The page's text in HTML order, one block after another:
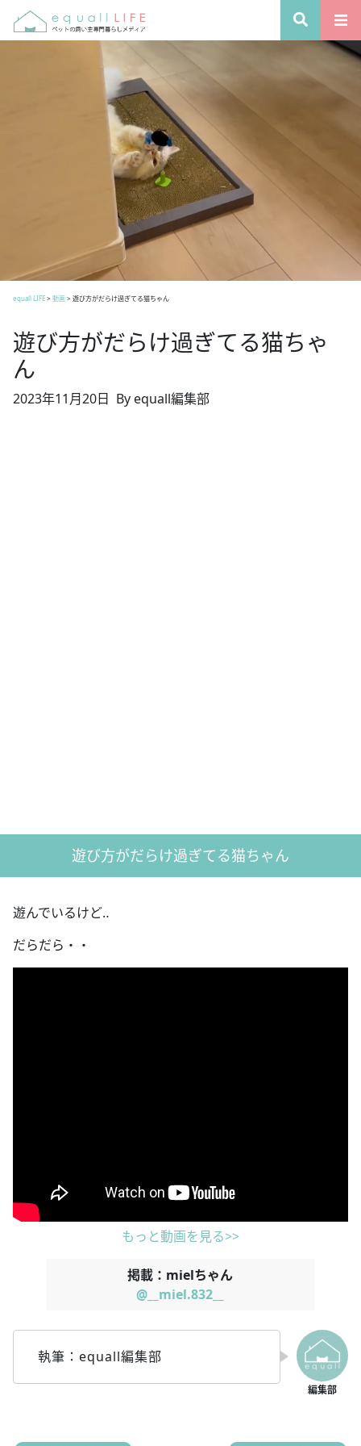
equall LIFE> 動画> 遊び方がだらけ過ぎてる猫ちゃん
遊び方がだらけ過ぎてる猫ちゃ
ん
2023年11月20日 By equall編集部
遊び方がだらけ過ぎてる猫ちゃん
遊んでいるけど‥
だらだら・・
もっと動画を見る>>
掲載：mielちゃん
@__miel.832__
執筆：equall編集部